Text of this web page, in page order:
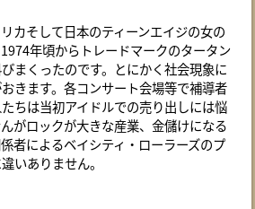
カそして日本のティーンエイジの女の
年頃からトレードマークのタータン
まくったのです。とにかく社会現象に
きます。各コンサート会場等で補導者
ちは当初アイドルでの売り出しには悩
がロックが大きな産業、金儲けになる
者によるベイシティ・ローラーズのプ
いありません。